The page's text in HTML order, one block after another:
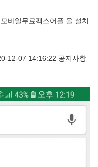
바일무료팩스어플 을 설치
12-07 14:16:22 공지사항